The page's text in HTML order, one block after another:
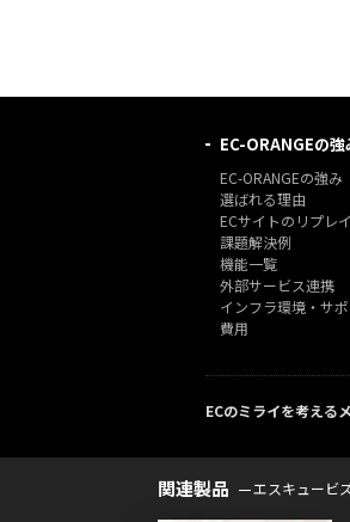
EC-ORANGEの強
EC-ORANGEの強み
選ばれる理由
ECサイトのリプレ
課題解決例
機能一覧
外部サービス連携
インフラ環境・サ
費用
ECのミライを考える
関連製品 エスキュービ